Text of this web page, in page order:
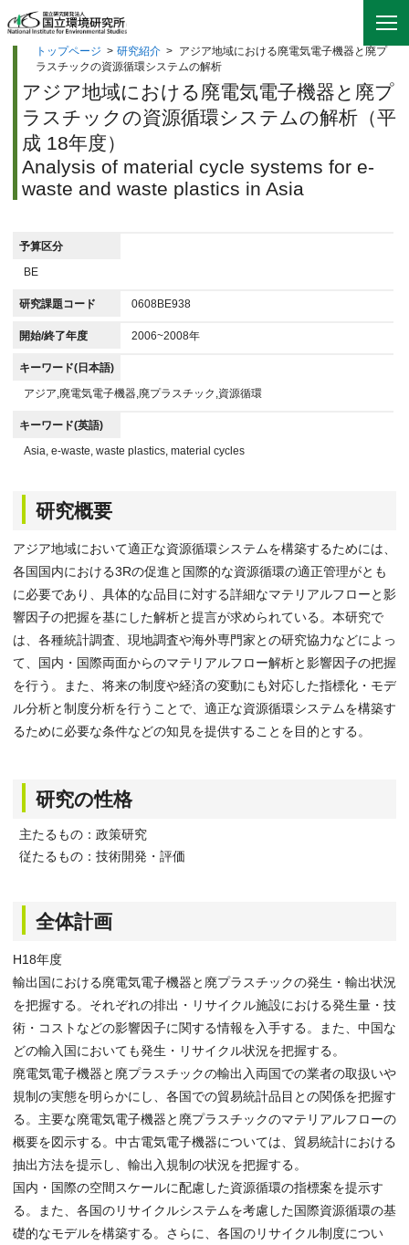
トップページ > 研究紹介 > アジア地域における廃電気電子機器と廃プ
ラスチックの資源循環システムの解析
アジア地域における廃電気電子機器と廃プ
ラスチックの資源循環システムの解析（平
成 18年度）
Analysis of material cycle systems for e-
waste and waste plastics in Asia
予算区分
BE
研究課題コード 0608BE938
開始/終了年度 2006~2008年
キーワード(日本語)
アジア,廃電気電子機器,廃プラスチック,資源循環
キーワード(英語)
Asia, e-waste, waste plastics, material cycles
研究概要
アジア地域において適正な資源循環システムを構築するためには、
各国国内における3Rの促進と国際的な資源循環の適正管理がとも
に必要であり、具体的な品目に対する詳細なマテリアルフローと影
響因子の把握を基にした解析と提言が求められている。本研究で
は、各種統計調査、現地調査や海外専門家との研究協力などによっ
て、国内・国際両面からのマテリアルフロー解析と影響因子の把握
を行う。また、将来の制度や経済の変動にも対応した指標化・モデ
ル分析と制度分析を行うことで、適正な資源循環システムを構築す
るために必要な条件などの知見を提供することを目的とする。
研究の性格
主たるもの：政策研究
従たるもの：技術開発・評価
全体計画
H18年度
輸出国における廃電気電子機器と廃プラスチックの発生・輸出状況
を把握する。それぞれの排出・リサイクル施設における発生量・技
術・コストなどの影響因子に関する情報を入手する。また、中国な
どの輸入国においても発生・リサイクル状況を把握する。
廃電気電子機器と廃プラスチックの輸出入両国での業者の取扱いや
規制の実態を明らかにし、各国での貿易統計品目との関係を把握す
る。主要な廃電気電子機器と廃プラスチックのマテリアルフローの
概要を図示する。中古電気電子機器については、貿易統計における
抽出方法を提示し、輸出入規制の状況を把握する。
国内・国際の空間スケールに配慮した資源循環の指標案を提示す
る。また、各国のリサイクルシステムを考慮した国際資源循環の基
礎的なモデルを構築する。さらに、各国のリサイクル制度につい